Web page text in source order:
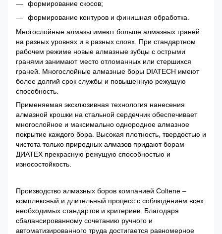
формирование скосов;
формирование контуров и финишная обработка.
Многослойные алмазы имеют больше алмазных граней
на разных уровнях и в разных слоях. При стандартном
рабочем режиме новые алмазные зубцы с острыми
гранями занимают место отломанных или стершихся
граней. Многослойные алмазные боры DIATECH имеют
более долгий срок службы и повышенную режущую
способность.
Применяемая эксклюзивная технология нанесения
алмазной крошки на стальной сердечник обеспечивает
многослойное и максимально однородное алмазное
покрытие каждого бора. Высокая плотность, твердостью и
чистота только природных алмазов придают борам
ДИАТЕХ прекрасную режущую способностью и
износостойкость.
Производство алмазных боров компанией Coltene –
комплексный и длительный процесс с соблюдением всех
необходимых стандартов и критериев. Благодаря
сбалансированному сочетанию ручного и
автоматизированного труда достигается равномерное